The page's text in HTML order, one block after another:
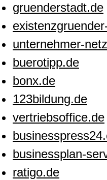
gruenderstadt.de
unternehmer-
buerotipp.de
bonx.de
123bildung.de
vertriebsoffice.de
businessplan-
ratigo.de